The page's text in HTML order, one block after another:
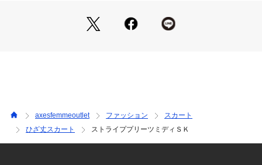
裏地あり 透け感なし 伸縮性なし
axesfemmeoutlet ファッション
スカート
ひざ丈スカート
ストライププリーツミディＳＫ